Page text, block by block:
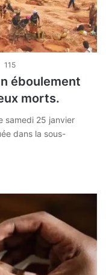
115
éboulement
morts.
samedi 25 janvier
dans la sous-